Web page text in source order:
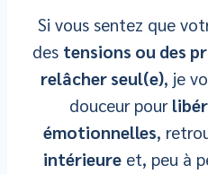
Si vous sentez que
des tensions ou des
relâcher seul(e), je
douceur pour
émotionnelles,
intérieure et, peu à